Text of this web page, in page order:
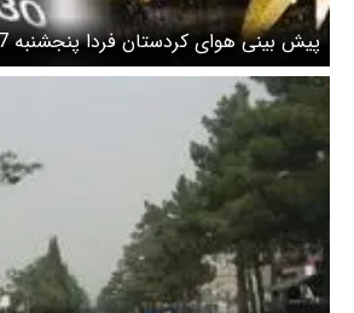
محسوس دما پس از خروج سامانه بارشی